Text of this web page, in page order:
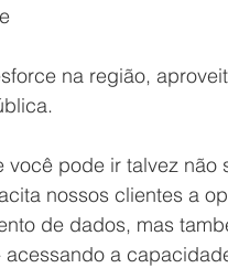
na região,
pode ir talvez não
nossos clientes a
de dados, mas
a